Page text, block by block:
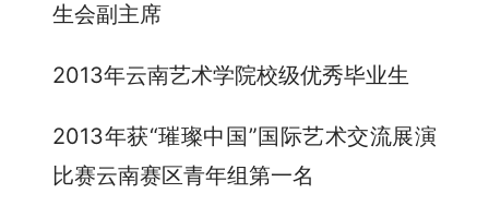
生会副主席
2013年云南艺术学院校级优秀毕业生
2013年获“璀璨中国”国际艺术交流展演
比赛云南赛区青年组第一名